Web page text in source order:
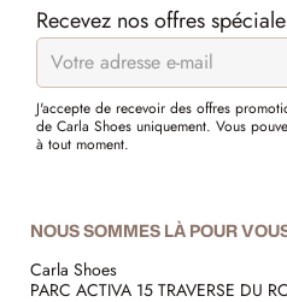
Recevez nos offres
J'accepte de recevoir des offres
de Carla Shoes uniquement. Vous
à tout moment.
NOUS SOMMES LÀ POUR
Carla Shoes
PARC ACTIVA 15 TRAVERSE DU